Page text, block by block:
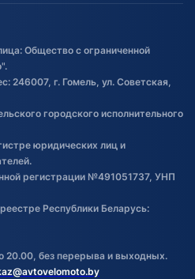
Общество с ограниченной
246007, г. Гомель, ул. Советская,
городского исполнительного
юридических лиц и
регистрации №491051737, УНП
Республики Беларусь:
без перерыва и выходных.